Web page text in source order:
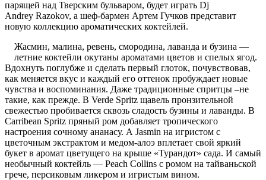
парящей над Тверским бульваром, будет играть Dj
Andrey Razokov, а шеф-бармен Артем Гучков представит
новую коллекцию ароматических коктейлей.
Жасмин, малина, ревень, смородина, лаванда и бузина —
летние коктейли окутаны ароматами цветов и спелых ягод.
Вдохнуть поглубже и сделать первый глоток, почувствовав,
как меняется вкус и каждый его оттенок пробуждает новые
чувства и воспоминания. Даже традиционные спритцы –не
такие, как прежде. В Verde Spritz щавель пронзительной
свежестью пробивается сквозь сладость бузины и лаванды. В
Carribean Spritz пряный ром добавляет тропического
настроения сочному ананасу. А Jasmin на игристом с
цветочным экстрактом и медом-алоэ вплетает свой яркий
букет в аромат цветущего на крыше «Турандот» сада. И самый
необычный коктейль — Peach Collins с ромом на тайваньской
грече, персиковым ликером и игристым вином.